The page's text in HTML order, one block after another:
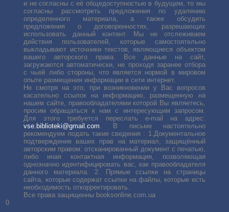
и не согласны с её общедоступностью в будущем, то мы
согласны рассмотреть предложения по удалению
определенного материала, а также обсудить
предложения о договоренностях, разрешающих
использовать данный контент. Мы не отслеживаем
действия пользователей, которые самостоятельно
выкладывают источники текстов, являющиеся объектом
вашего авторского права. Все данные на сайт,
загружаются автоматически, не проходя заранее отбора
с чьей либо стороны, что является нормой в мировом
опыте размещения информации в сети интернет.
Не смотря на это, при возникновении у Вас вопросов
касательно ссылок на информацию, размещенную на
нашем сайте, правообладателями которой Вы являетесь,
просим обращаться к нам с интересующим запросом.
Для этого требуется переслать е-mail на адрес:
vse.biblioteki@gmail.com. В письме настоятельно
рекомендуем подать такие сведения : 1.Документальное
подтверждение ваших прав на материал, защищённый
авторским правом: отсканированный документ с печатью,
либо иная контактная информация, позволяющая
однозначно идентифицировать вас, как правообладателя
данного материала. 2. Прямые ссылки на страницы
сайта, которые содержат ссылки на файлы, которые есть
необходимость откорректировать.
Все права защищенны booksonline.com.ua
0